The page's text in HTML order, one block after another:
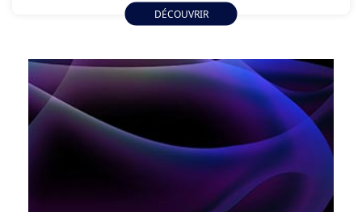
des Jeux olympiques de la Jeunesse qui se tiendra à
Dakar du 31 octobre au 13 novembre 2026.
DÉCOUVRIR